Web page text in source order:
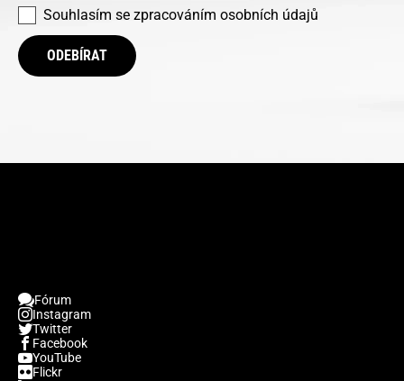
Souhlasím se zpracováním osobních údajů
ODEBÍRAT
Fórum
Instagram
Twitter
Facebook
YouTube
Flickr